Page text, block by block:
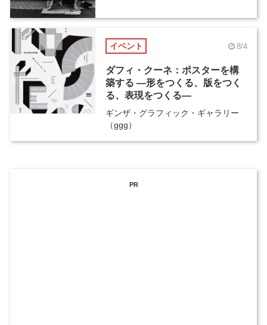
イベント 8/4
ダフィ・クーネ：ポスターを構
築する ―形をつくる、版をつく
る、表現をつくる―
ギンザ・グラフィック・ギャラリー
（ggg）
PR